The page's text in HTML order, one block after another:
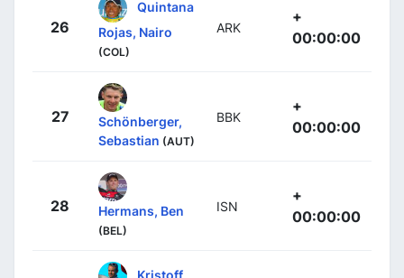
26
Quintana
Rojas, Nairo
(COL)
ARK
+
00:00:00
27
Schönberger,
Sebastian (AUT)
BBK
+
00:00:00
28 Hermans, Ben
(BEL)
ISN
+
00:00:00
Kristoff,